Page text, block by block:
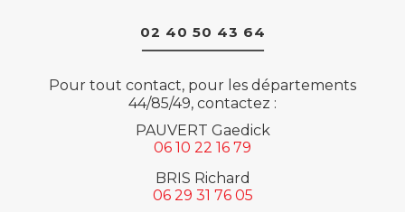
02 40 50 43 64
Pour tout contact, pour les départements
44/85/49, contactez :
PAUVERT Gaedick
06 10 22 16 79
BRIS Richard
06 29 31 76 05